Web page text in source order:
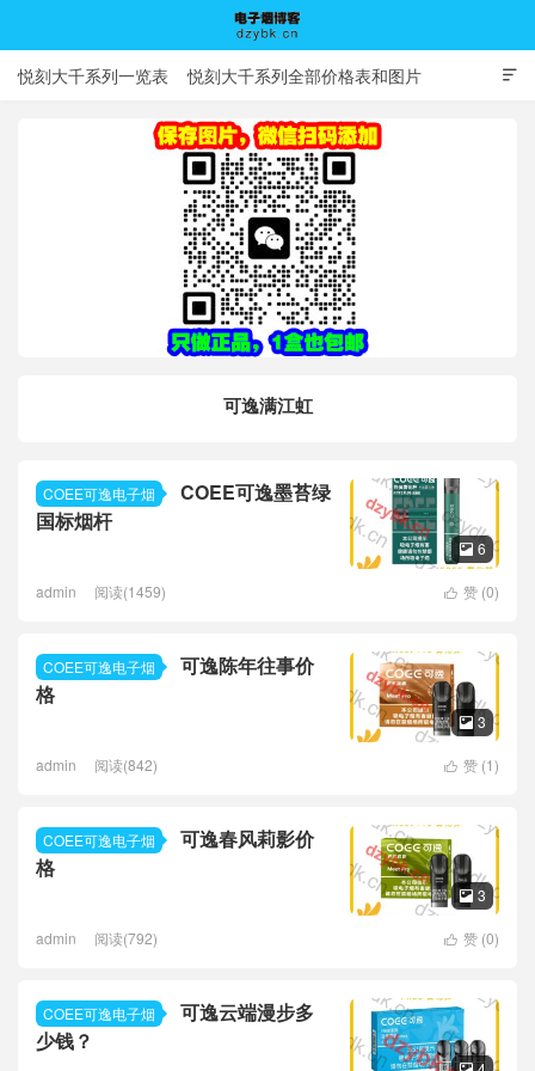
电子烟博客

悦刻大千系列一览表 悦刻大千系列全部价格表和图片
可逸满江虹
COEE可逸电子烟
COEE可逸墨苔绿
国标烟杆
 6
 赞 (0)
admin 阅读(1459)
COEE可逸电子烟
可逸陈年往事价
格
 3
 赞 (1)
admin 阅读(842)
COEE可逸电子烟
可逸春风莉影价
格
 3
 赞 (0)
admin 阅读(792)
COEE可逸电子烟
可逸云端漫步多
少钱？